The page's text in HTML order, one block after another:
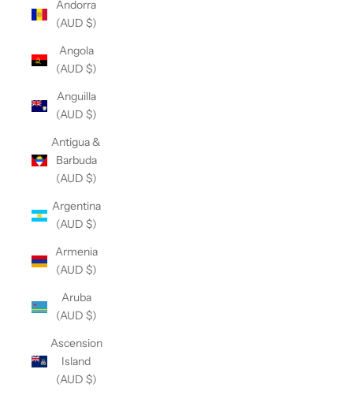
Andorra
(AUD $)
Angola
(AUD $)
Anguilla
(AUD $)
Antigua &
Barbuda
(AUD $)
Argentina
(AUD $)
Armenia
(AUD $)
Aruba
(AUD $)
Ascension
Island
(AUD $)